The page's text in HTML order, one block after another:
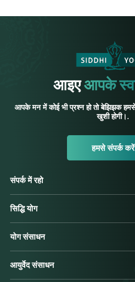
आइएआपके
आपके मन में कोई भी प्रश्न हो तो बेझिझक
खुशी होगी।.
हमसे संपर्क करें
संपर्क में रहो
सिद्धि योग
योग संसाधन
आयुर्वेद संसाधन